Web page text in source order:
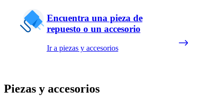
Encuentra una pieza de
repuesto o un accesorio
Ir a piezas y accesorios
Piezas y accesorios